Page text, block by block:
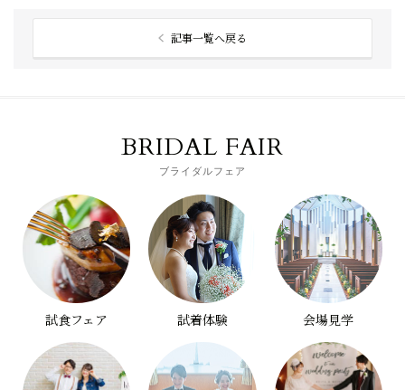
記事一覧へ戻る
BRIDAL FAIR
ブライダルフェア
試食フェア 試着体験 会場見学